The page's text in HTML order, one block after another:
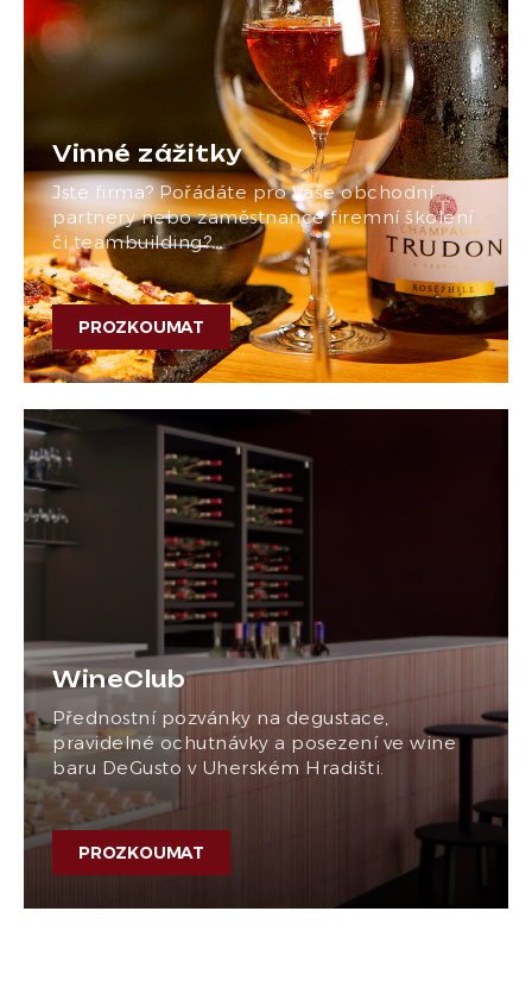
Vinné zážitky
Jste firma? Pořádáte pro Vaše obchodní
partnery nebo zaměstnance firemní školení
či teambuilding?…
PROZKOUMAT
WineClub
Přednostní pozvánky na degustace,
pravidelné ochutnávky a posezení ve wine
baru DeGusto v Uherském Hradišti.
PROZKOUMAT